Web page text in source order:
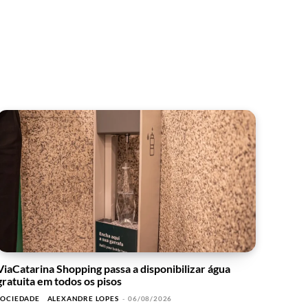
Shopping passa a disponibilizar água
em todos os pisos
ALEXANDRE LOPES - 06/08/2026